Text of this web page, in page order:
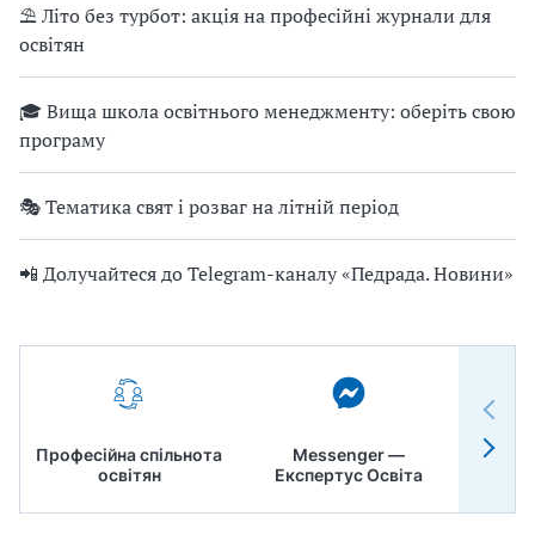
⛱ Літо без турбот: акція на професійні журнали для
освітян
🎓 Вища школа освітнього менеджменту: оберіть свою
програму
🎭 Тематика свят і розваг на літній період
📲 Долучайтеся до Telegram-каналу «Педрада. Новини»
Професійна спільнота
освітян
Messenger —
Експертус Освіта